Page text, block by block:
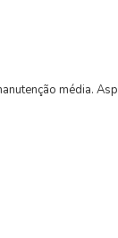
média.